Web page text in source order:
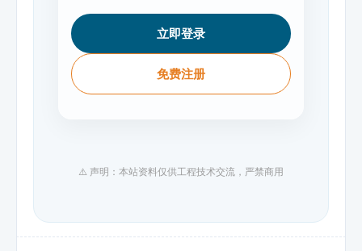
立即登录
免费注册
⚠️ 声明：本站资料仅供工程技术交流，严禁商用